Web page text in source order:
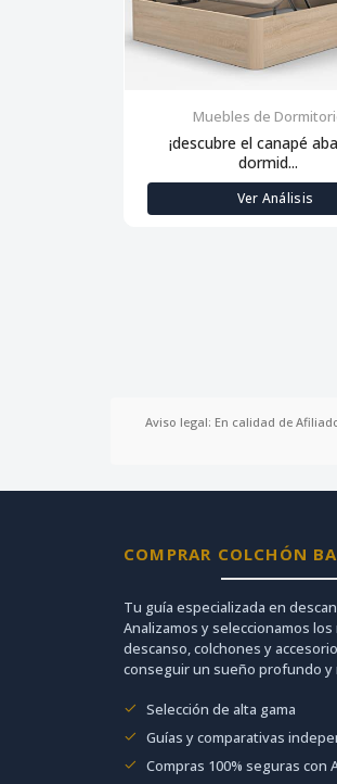
Muebles de
¡descubre el canapé
dormid...
Ver Análisis
Aviso legal: En calidad de
COMPRAR COLCHÓN
Tu guía especializada en
Analizamos y seleccionamos
descanso, colchones y
conseguir un sueño profundo y
Selección de alta gama
Guías y comparativas
Compras 100% seguras con